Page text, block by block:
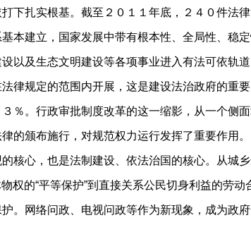
扎实根基。截至２０１１年底，２４０件法
本建立，国家发展中带有根本性、全局性、稳
以及生态文明建设等各项事业进入有法可依轨道
规定的范围内开展，这是建设法治政府的重
％。行政审批制度改革的这一缩影，从一个侧
的颁布施行，对规范权力运行发挥了重要作用。
心，也是法制建设、依法治国的核心。从城乡
权的“平等保护”到直接关系公民切身利益的劳
。网络问政、电视问政等作为新现象，成为政